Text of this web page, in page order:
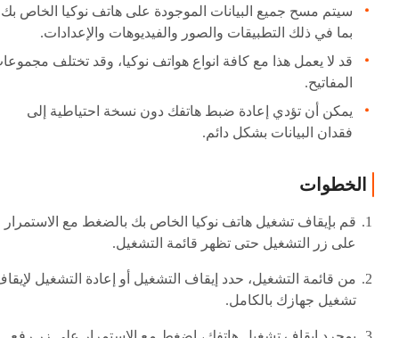
سيتم مسح جميع البيانات الموجودة على هاتف نوكيا الخاص
بما في ذلك التطبيقات والصور والفيديوهات والإعدادات.
قد لا يعمل هذا مع كافة انواع هواتف نوكيا، وقد تختلف
المفاتيح.
يمكن أن تؤدي إعادة ضبط هاتفك دون نسخة احتياطية إلى
فقدان البيانات بشكل دائم.
الخطوات
قم بإيقاف تشغيل هاتف نوكيا الخاص بك بالضغط مع الاستمرار
على زر التشغيل حتى تظهر قائمة التشغيل.
من قائمة التشغيل، حدد إيقاف التشغيل أو إعادة التشغيل
تشغيل جهازك بالكامل.